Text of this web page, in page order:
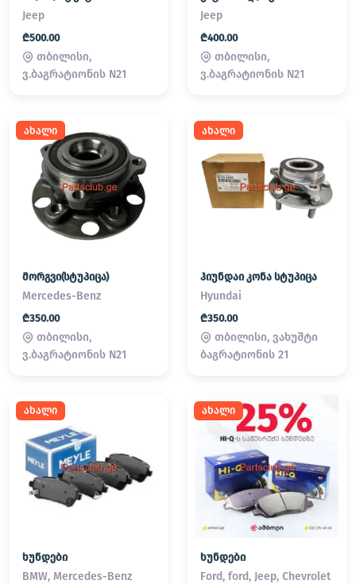
Jeep
₾500.00
თბილისი,
ვ.ბაგრატიონის N21
Jeep
₾400.00
თბილისი,
ვ.ბაგრატიონის N21
ახალი
მორგვი(სტუპიცა)
Mercedes-Benz
₾350.00
თბილისი,
ვ.ბაგრატიონის N21
ახალი
ჰიუნდაი კონა სტუპიცა
Hyundai
₾350.00
თბილისი, ვახუშტი
ბაგრატიონის 21
ახალი
ხუნდები
BMW, Mercedes-Benz
ახალი
ხუნდები
Ford, ford, Jeep, Chevrolet